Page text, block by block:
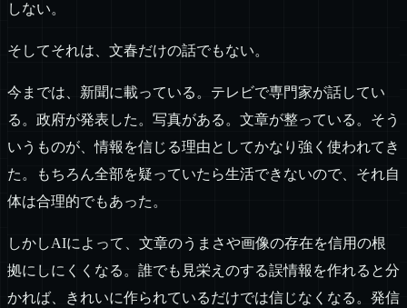
しない。
そしてそれは、文春だけの話でもない。
今までは、新聞に載っている。テレビで専門家が話してい
る。政府が発表した。写真がある。文章が整っている。そう
いうものが、情報を信じる理由としてかなり強く使われてき
た。もちろん全部を疑っていたら生活できないので、それ自
体は合理的でもあった。
しかしAIによって、文章のうまさや画像の存在を信用の根
拠にしにくくなる。誰でも見栄えのする誤情報を作れると分
かれば、きれいに作られているだけでは信じなくなる。発信